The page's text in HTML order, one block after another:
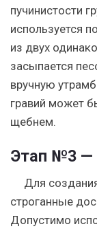
пучинистости
используется
из двух
засыпается
вручную
гравий может
щебнем.
Этап №3 —
Для
строганные
Допустимо